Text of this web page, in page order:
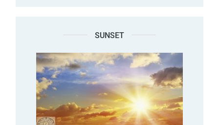
SUNSET